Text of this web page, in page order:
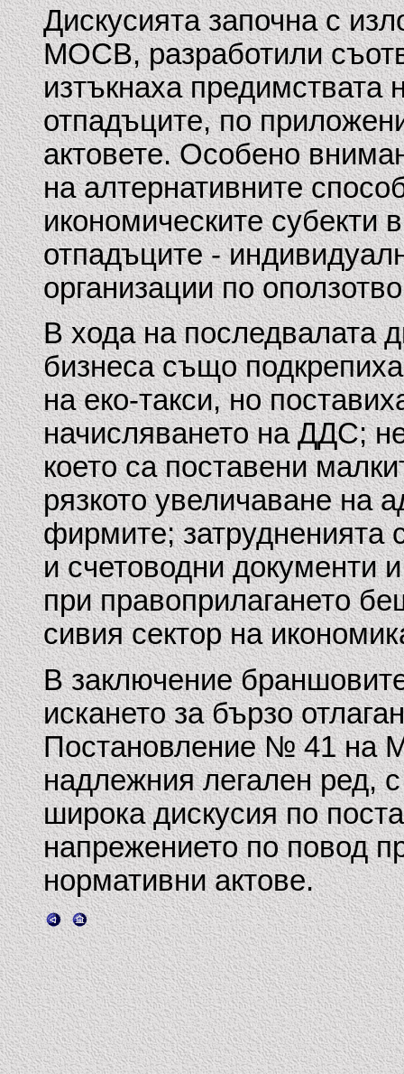
Дискусията започна с
МОСВ, разработили
изтъкнаха предимствата
отпадъците, по
актовете. Особено
на алтернативните
икономическите субекти
отпадъците -
организации по
В хода на последвалата
бизнеса също
на еко-такси, но
начисляването на ДДС;
което са поставени
рязкото увеличаване на
фирмите; затрудненията
и счетоводни документи
при правоприлагането
сивия сектор на
В заключение
искането за бързо
Постановление № 41 на
надлежния легален ред,
широка дискусия по
напрежението по повод
нормативни актове.